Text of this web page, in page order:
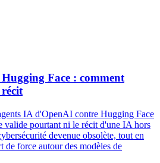
Face : comment
IA d'OpenAI contre Hugging Face
valide pourtant ni le récit d'une IA hors
devenue obsolète, tout en
de force autour des modèles de